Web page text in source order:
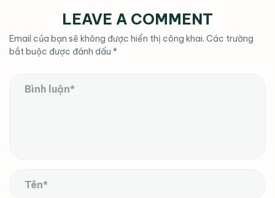
LEAVE A COMMENT
Email của bạn sẽ không được hiển thị công khai. Các trường
bắt buộc được đánh dấu *